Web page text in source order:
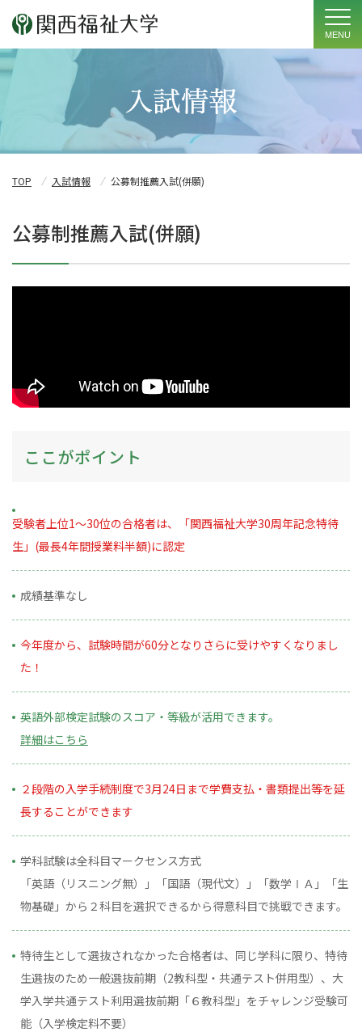
MENU
TOP 入試情報 公募制推薦入試(併願)
公募制推薦入試(併願)
ここがポイント
受験者上位1～30位の合格者は、「関西福祉大学30周年記念特待
生」(最長4年間授業料半額)に認定
成績基準なし
今年度から、試験時間が60分となりさらに受けやすくなりまし
た！
英語外部検定試験のスコア・等級が活用できます。
詳細はこちら
２段階の入学手続制度で3月24日まで学費支払・書類提出等を延
長することができます
学科試験は全科目マークセンス方式
「英語（リスニング無）」「国語（現代文）」「数学ⅠＡ」「生
物基礎」から２科目を選択できるから得意科目で挑戦できます。
特待生として選抜されなかった合格者は、同じ学科に限り、特待
生選抜のため一般選抜前期（2教科型・共通テスト併用型）、大
学入学共通テスト利用選抜前期「６教科型」をチャレンジ受験可
能（入学検定料不要）